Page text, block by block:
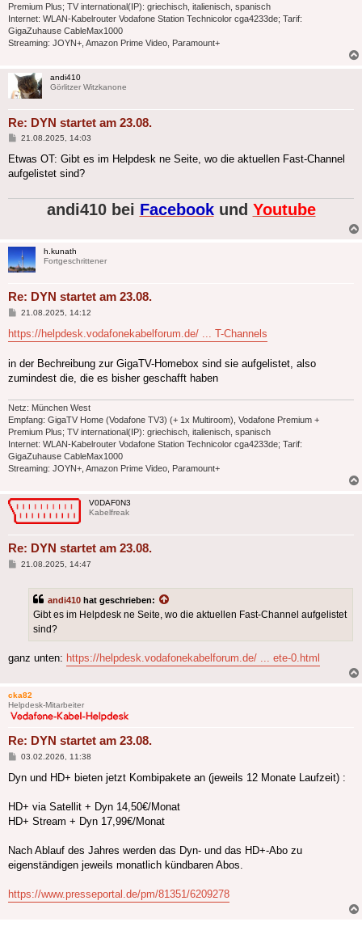
Premium Plus; TV international(IP): griechisch, italienisch, spanisch
Internet: WLAN-Kabelrouter Vodafone Station Technicolor cga4233de; Tarif:
GigaZuhause CableMax1000
Streaming: JOYN+, Amazon Prime Video, Paramount+
andi410
Görlitzer Witzkanone
Re: DYN startet am 23.08.
Beitrag
21.08.2025, 14:03
Etwas OT: Gibt es im Helpdesk ne Seite, wo die aktuellen Fast-Channel
aufgelistet sind?
andi410 bei Facebookund Youtube
h.kunath
Fortgeschrittener
Re: DYN startet am 23.08.
Beitrag
21.08.2025, 14:12
https://helpdesk.vodafonekabelforum.de/ ... T-Channels
in der Bechreibung zur GigaTV-Homebox sind sie aufgelistet, also
zumindest die, die es bisher geschafft haben
Netz: München West
Empfang: GigaTV Home (Vodafone TV3) (+ 1x Multiroom), Vodafone Premium +
Premium Plus; TV international(IP): griechisch, italienisch, spanisch
Internet: WLAN-Kabelrouter Vodafone Station Technicolor cga4233de; Tarif:
GigaZuhause CableMax1000
Streaming: JOYN+, Amazon Prime Video, Paramount+
V0DAF0N3
Kabelfreak
Re: DYN startet am 23.08.
Beitrag
21.08.2025, 14:47
andi410 hat geschrieben:
Gibt es im Helpdesk ne Seite, wo die aktuellen Fast-Channel aufgelistet
sind?
ganz unten: https://helpdesk.vodafonekabelforum.de/ ... ete-0.html
cka82
Helpdesk-Mitarbeiter
Re: DYN startet am 23.08.
Beitrag
03.02.2026, 11:38
Dyn und HD+ bieten jetzt Kombipakete an (jeweils 12 Monate Laufzeit) :
HD+ via Satellit + Dyn 14,50€/Monat
HD+ Stream + Dyn 17,99€/Monat
Nach Ablauf des Jahres werden das Dyn- und das HD+-Abo zu
eigenständigen jeweils monatlich kündbaren Abos.
https://www.presseportal.de/pm/81351/6209278